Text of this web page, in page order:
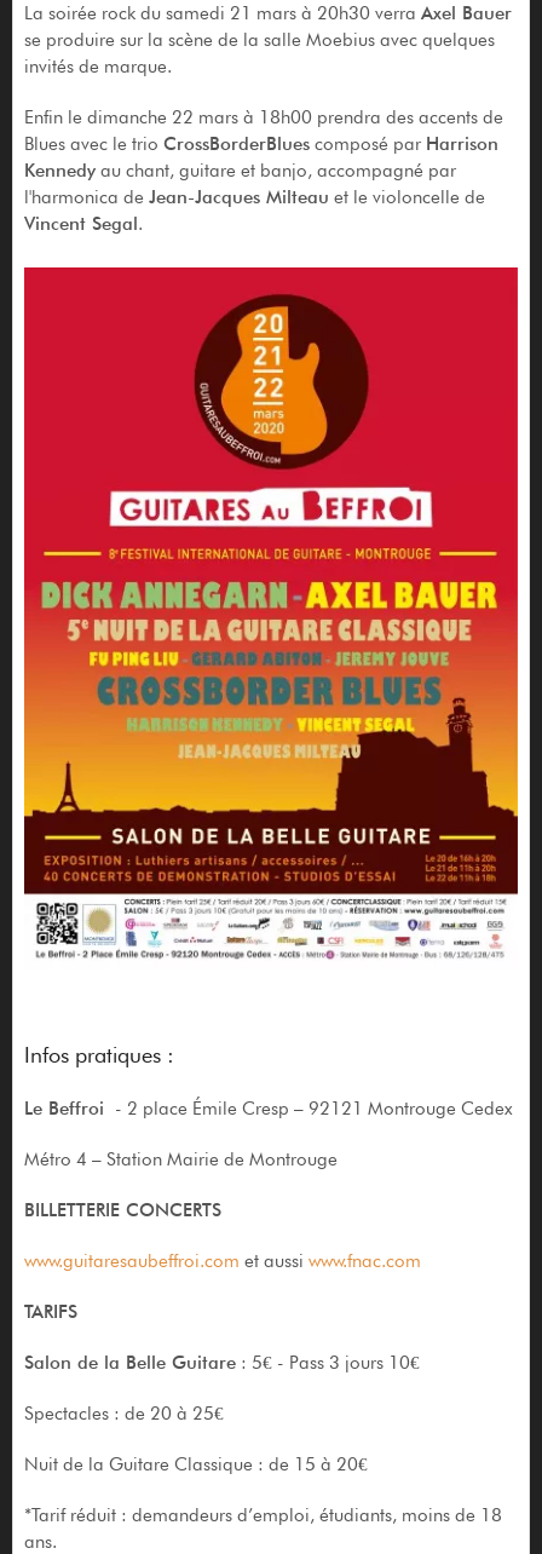
La soirée rock du samedi 21 mars à 20h30 verra Axel Bauer
se produire sur la scène de la salle Moebius avec quelques
invités de marque.
Enfin le dimanche 22 mars à 18h00 prendra des accents de
Blues avec le trio CrossBorderBluescomposé par Harrison
Kennedyau chant, guitare et banjo, accompagné par
l'harmonica de Jean-Jacques Milteau et le violoncelle de
Vincent Segal.
Infos pratiques :
Le Beffroi - 2 place Émile Cresp – 92121 Montrouge Cedex
Métro 4 – Station Mairie de Montrouge
BILLETTERIE CONCERTS
www.guitaresaubeffroi.com et aussi www.fnac.com
TARIFS
Salon de la Belle Guitare: 5€ - Pass 3 jours 10€
Spectacles : de 20 à 25€
Nuit de la Guitare Classique : de 15 à 20€
*Tarif réduit : demandeurs d’emploi, étudiants, moins de 18
ans.